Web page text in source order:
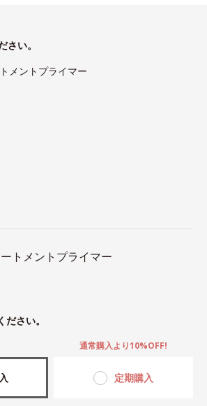
さい。
メントプライマー
トメントプライマー
さい。
定期購入
通常購入より10%OFF!